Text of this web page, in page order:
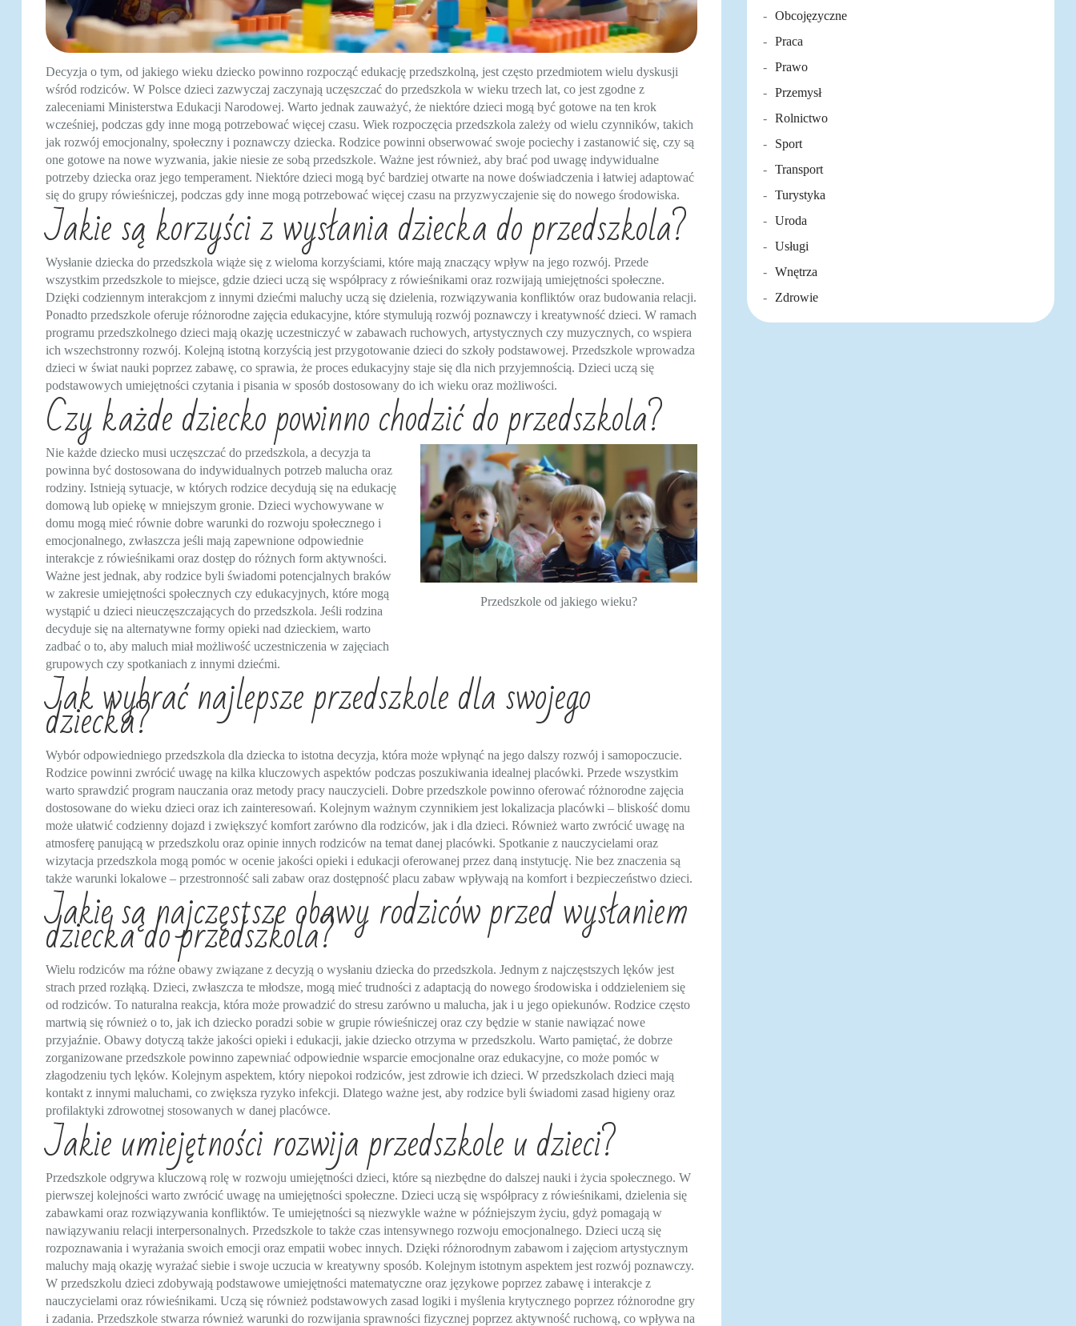
Decyzja o tym, od jakiego wieku dziecko powinno rozpocząć edukację przedszkolną, jest często przedmiotem wielu dyskusji
wśród rodziców. W Polsce dzieci zazwyczaj zaczynają uczęszczać do przedszkola w wieku trzech lat, co jest zgodne z
zaleceniami Ministerstwa Edukacji Narodowej. Warto jednak zauważyć, że niektóre dzieci mogą być gotowe na ten krok
wcześniej, podczas gdy inne mogą potrzebować więcej czasu. Wiek rozpoczęcia przedszkola zależy od wielu czynników, takich
jak rozwój emocjonalny, społeczny i poznawczy dziecka. Rodzice powinni obserwować swoje pociechy i zastanowić się, czy są
one gotowe na nowe wyzwania, jakie niesie ze sobą przedszkole. Ważne jest również, aby brać pod uwagę indywidualne
potrzeby dziecka oraz jego temperament. Niektóre dzieci mogą być bardziej otwarte na nowe doświadczenia i łatwiej adaptować
się do grupy rówieśniczej, podczas gdy inne mogą potrzebować więcej czasu na przyzwyczajenie się do nowego środowiska.
Jakie są korzyści z wysłania dziecka do przedszkola?
Wysłanie dziecka do przedszkola wiąże się z wieloma korzyściami, które mają znaczący wpływ na jego rozwój. Przede
wszystkim przedszkole to miejsce, gdzie dzieci uczą się współpracy z rówieśnikami oraz rozwijają umiejętności społeczne.
Dzięki codziennym interakcjom z innymi dziećmi maluchy uczą się dzielenia, rozwiązywania konfliktów oraz budowania relacji.
Ponadto przedszkole oferuje różnorodne zajęcia edukacyjne, które stymulują rozwój poznawczy i kreatywność dzieci. W ramach
programu przedszkolnego dzieci mają okazję uczestniczyć w zabawach ruchowych, artystycznych czy muzycznych, co wspiera
ich wszechstronny rozwój. Kolejną istotną korzyścią jest przygotowanie dzieci do szkoły podstawowej. Przedszkole wprowadza
dzieci w świat nauki poprzez zabawę, co sprawia, że proces edukacyjny staje się dla nich przyjemnością. Dzieci uczą się
podstawowych umiejętności czytania i pisania w sposób dostosowany do ich wieku oraz możliwości.
Czy każde dziecko powinno chodzić do przedszkola?
Przedszkole od jakiego wieku?
Nie każde dziecko musi uczęszczać do przedszkola, a decyzja ta
powinna być dostosowana do indywidualnych potrzeb malucha oraz
rodziny. Istnieją sytuacje, w których rodzice decydują się na edukację
domową lub opiekę w mniejszym gronie. Dzieci wychowywane w
domu mogą mieć równie dobre warunki do rozwoju społecznego i
emocjonalnego, zwłaszcza jeśli mają zapewnione odpowiednie
interakcje z rówieśnikami oraz dostęp do różnych form aktywności.
Ważne jest jednak, aby rodzice byli świadomi potencjalnych braków
w zakresie umiejętności społecznych czy edukacyjnych, które mogą
wystąpić u dzieci nieuczęszczających do przedszkola. Jeśli rodzina
decyduje się na alternatywne formy opieki nad dzieckiem, warto
zadbać o to, aby maluch miał możliwość uczestniczenia w zajęciach
grupowych czy spotkaniach z innymi dziećmi.
Jak wybrać najlepsze przedszkole dla swojego
dziecka?
Wybór odpowiedniego przedszkola dla dziecka to istotna decyzja, która może wpłynąć na jego dalszy rozwój i samopoczucie.
Rodzice powinni zwrócić uwagę na kilka kluczowych aspektów podczas poszukiwania idealnej placówki. Przede wszystkim
warto sprawdzić program nauczania oraz metody pracy nauczycieli. Dobre przedszkole powinno oferować różnorodne zajęcia
dostosowane do wieku dzieci oraz ich zainteresowań. Kolejnym ważnym czynnikiem jest lokalizacja placówki – bliskość domu
może ułatwić codzienny dojazd i zwiększyć komfort zarówno dla rodziców, jak i dla dzieci. Również warto zwrócić uwagę na
atmosferę panującą w przedszkolu oraz opinie innych rodziców na temat danej placówki. Spotkanie z nauczycielami oraz
wizytacja przedszkola mogą pomóc w ocenie jakości opieki i edukacji oferowanej przez daną instytucję. Nie bez znaczenia są
także warunki lokalowe – przestronność sali zabaw oraz dostępność placu zabaw wpływają na komfort i bezpieczeństwo dzieci.
Jakie są najczęstsze obawy rodziców przed wysłaniem
dziecka do przedszkola?
Wielu rodziców ma różne obawy związane z decyzją o wysłaniu dziecka do przedszkola. Jednym z najczęstszych lęków jest
strach przed rozłąką. Dzieci, zwłaszcza te młodsze, mogą mieć trudności z adaptacją do nowego środowiska i oddzieleniem się
od rodziców. To naturalna reakcja, która może prowadzić do stresu zarówno u malucha, jak i u jego opiekunów. Rodzice często
martwią się również o to, jak ich dziecko poradzi sobie w grupie rówieśniczej oraz czy będzie w stanie nawiązać nowe
przyjaźnie. Obawy dotyczą także jakości opieki i edukacji, jakie dziecko otrzyma w przedszkolu. Warto pamiętać, że dobrze
zorganizowane przedszkole powinno zapewniać odpowiednie wsparcie emocjonalne oraz edukacyjne, co może pomóc w
złagodzeniu tych lęków. Kolejnym aspektem, który niepokoi rodziców, jest zdrowie ich dzieci. W przedszkolach dzieci mają
kontakt z innymi maluchami, co zwiększa ryzyko infekcji. Dlatego ważne jest, aby rodzice byli świadomi zasad higieny oraz
profilaktyki zdrowotnej stosowanych w danej placówce.
Jakie umiejętności rozwija przedszkole u dzieci?
Przedszkole odgrywa kluczową rolę w rozwoju umiejętności dzieci, które są niezbędne do dalszej nauki i życia społecznego. W
pierwszej kolejności warto zwrócić uwagę na umiejętności społeczne. Dzieci uczą się współpracy z rówieśnikami, dzielenia się
zabawkami oraz rozwiązywania konfliktów. Te umiejętności są niezwykle ważne w późniejszym życiu, gdyż pomagają w
nawiązywaniu relacji interpersonalnych. Przedszkole to także czas intensywnego rozwoju emocjonalnego. Dzieci uczą się
rozpoznawania i wyrażania swoich emocji oraz empatii wobec innych. Dzięki różnorodnym zabawom i zajęciom artystycznym
maluchy mają okazję wyrażać siebie i swoje uczucia w kreatywny sposób. Kolejnym istotnym aspektem jest rozwój poznawczy.
W przedszkolu dzieci zdobywają podstawowe umiejętności matematyczne oraz językowe poprzez zabawę i interakcje z
nauczycielami oraz rówieśnikami. Uczą się również podstawowych zasad logiki i myślenia krytycznego poprzez różnorodne gry
i zadania. Przedszkole stwarza również warunki do rozwijania sprawności fizycznej poprzez aktywność ruchową, co wpływa na
Obcojęzyczne
Praca
Prawo
Przemysł
Rolnictwo
Sport
Transport
Turystyka
Uroda
Usługi
Wnętrza
Zdrowie